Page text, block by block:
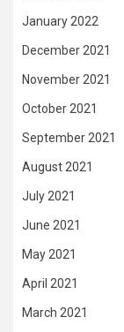
January 2022
December 2021
November 2021
October 2021
September 2021
August 2021
July 2021
June 2021
May 2021
April 2021
March 2021